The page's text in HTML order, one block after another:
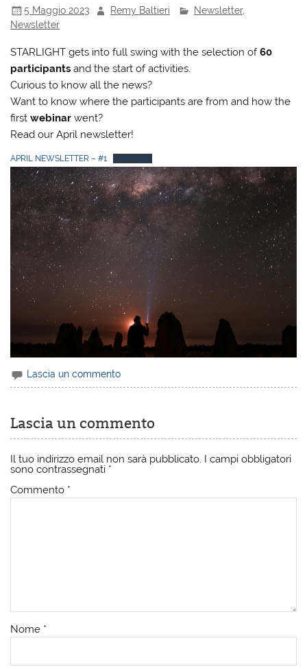
5 Maggio 2023 Remy Baltieri Newsletter,
Newsletter
STARLIGHT gets into full swing with the selection of60
participants and the start of activities.
Curious to know all the news?
Want to know where the participants are from and how the
firstwebinarwent?
Read our April newsletter!
APRIL NEWSLETTER – #1 Download
Lascia un commento
Lascia un commento
Il tuo indirizzo email non sarà pubblicato. I campi obbligatori
sono contrassegnati *
Commento *
Nome *